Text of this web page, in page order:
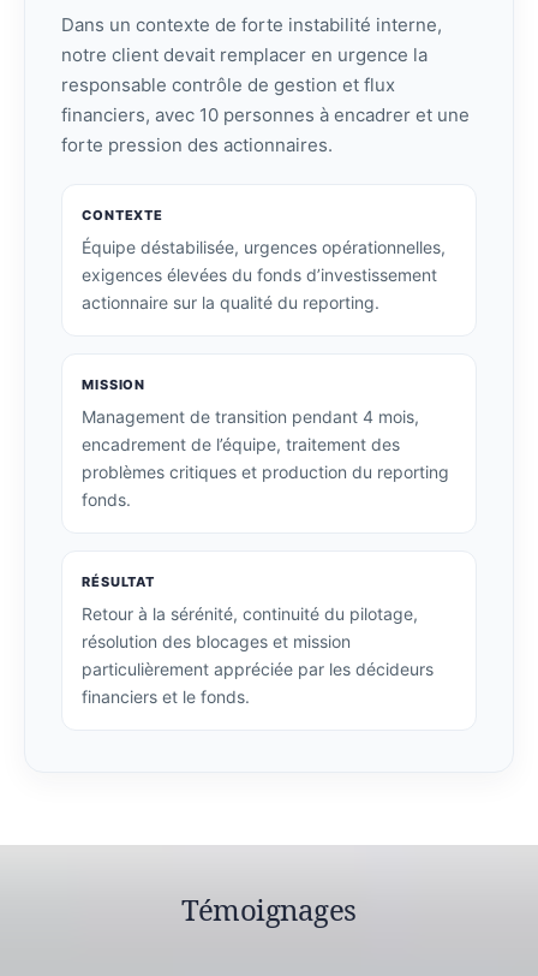
Dans un contexte de forte instabilité interne,
notre client devait remplacer en urgence la
responsable contrôle de gestion et flux
financiers, avec 10 personnes à encadrer et une
forte pression des actionnaires.
CONTEXTE
Équipe déstabilisée, urgences opérationnelles,
exigences élevées du fonds d’investissement
actionnaire sur la qualité du reporting.
MISSION
Management de transition pendant 4 mois,
encadrement de l’équipe, traitement des
problèmes critiques et production du reporting
fonds.
RÉSULTAT
Retour à la sérénité, continuité du pilotage,
résolution des blocages et mission
particulièrement appréciée par les décideurs
financiers et le fonds.
Témoignages